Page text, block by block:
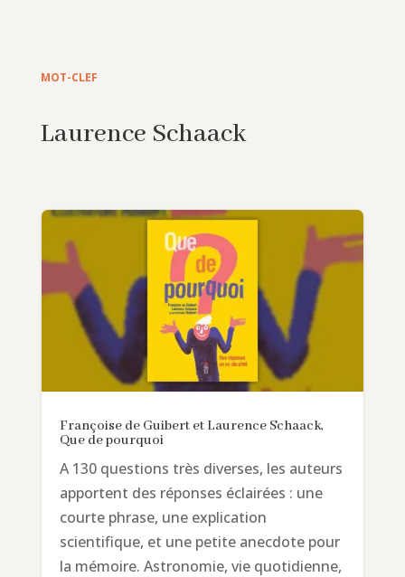
MOT-CLEF
Laurence Schaack
Françoise de Guibert et Laurence Schaack,
Que de pourquoi
A 130 questions très diverses, les auteurs
apportent des réponses éclairées : une
courte phrase, une explication
scientifique, et une petite anecdote pour
la mémoire. Astronomie, vie quotidienne,